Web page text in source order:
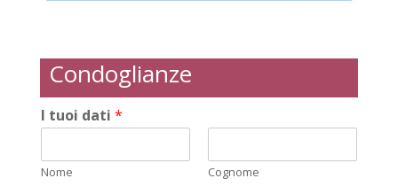
Condoglianze
I tuoi dati *
Nome Cognome